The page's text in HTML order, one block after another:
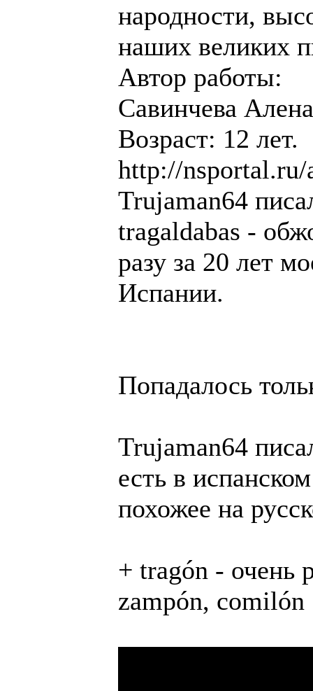
народности,
наших великих
Автор работы:
Савинчева
Возраст: 12 лет.
http://
Trujaman64
tragaldabas -
разу за 20 лет
Испании.
Попадалось
Trujaman64
есть в
похожее на
+ tragón - очень
zampón, comilón